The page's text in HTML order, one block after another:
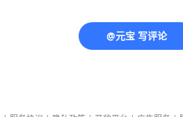
@元宝 写评论